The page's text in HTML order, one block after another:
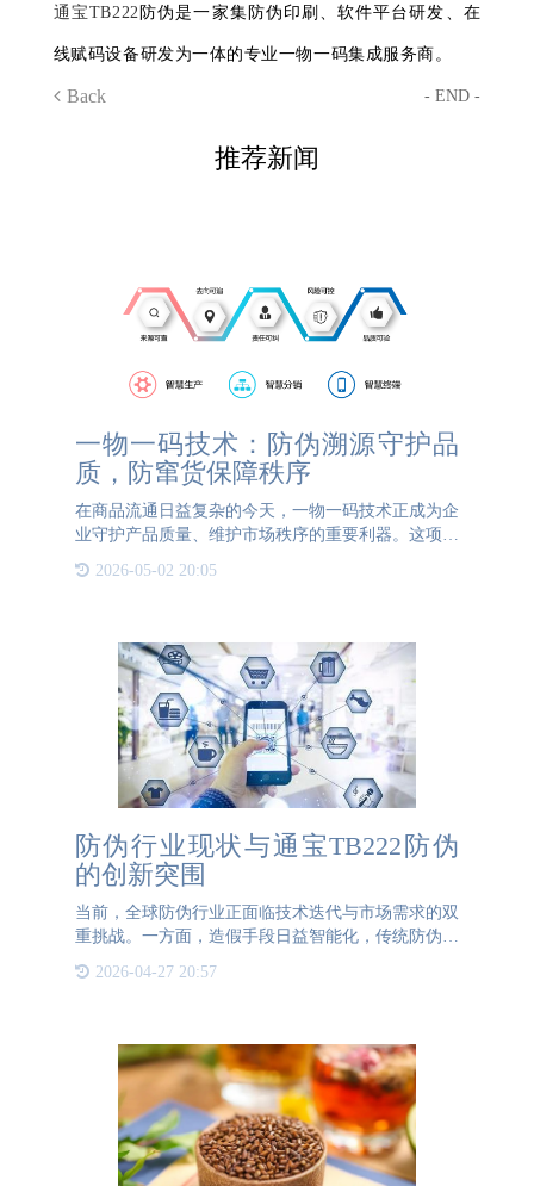
通宝TB222 防伪是一家集防伪印刷、软件平台研发、在
线赋码设备研发为一体的专业一物一码集成服务商。
Back - END -
推荐新闻
一物一码技术：防伪溯源守护品
质，防窜货保障秩序
在商品流通日益复杂的今天，一物一码技术正成为企
业守护产品质量、维护市场秩序的重要利器。这项技
术通过为每件商品赋予唯一数字身份，构建起贯穿全
产业链的智能管理体系，为企业的品质管控和渠道管
2026-05-02 20:05
防伪行业现状与通宝TB222防伪
的创新突围
当前，全球防伪行业正面临技术迭代与市场需求的双
重挑战。一方面，造假手段日益智能化，传统防伪技
术如全息标识、二维码等逐渐失效；另一方面，消费
者对产品溯源和真伪验证的需求激增，倒逼企业加速
2026-04-27 20:57